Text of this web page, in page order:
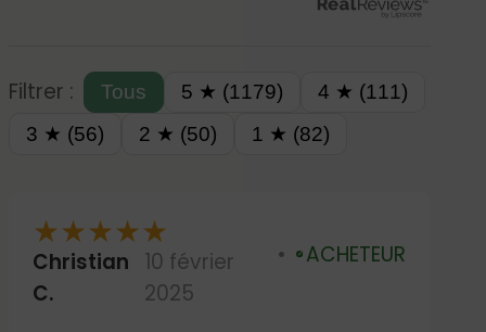
Filtrer : Tous 5 ★ (1179)
4 ★ (111)
3 ★ (56)
2 ★ (50) 1 ★ (82)
★★★★★
Christian
C.
10 février
2025
Vérifié
ACHETEUR